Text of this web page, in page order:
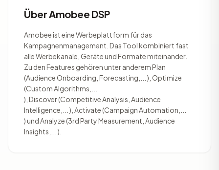
Über Amobee DSP
Amobee ist eine Werbeplattform für das
Kampagnenmanagement. Das Tool kombiniert fast
alle Werbekanäle, Geräte und Formate miteinander.
Zu den Features gehören unter anderem Plan
(Audience Onboarding, Forecasting,... ), Optimize
(Custom Algorithms,...
), Discover (Competitive Analysis, Audience
Intelligence,... ), Activate (Campaign Automation,...
) und Analyze (3rd Party Measurement, Audience
Insights,... ).